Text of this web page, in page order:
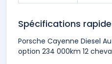
Spécifications
Porsche Cayenne Diesel
option 234 000km 12